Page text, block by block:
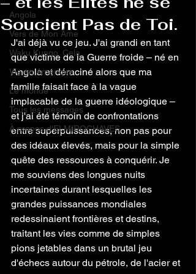
Angola
Vers de Mon Âme
Waku Kungo, Cela
Vie en Amérique
Le monde
Tous les messages
À propos d'ELMIROCHAVES
Soucient Pas de Toi.
J'ai déjà vu ce jeu. J'ai grandi en tant
que victime de la Guerre froide – né en
Angola et déraciné alors que ma
famille faisait face à la vague
implacable de la guerre idéologique –
et j'ai été témoin de confrontations
entre superpuissances, non pas pour
des idéaux élevés, mais pour la simple
quête des ressources à conquérir. Je
me souviens des longues nuits
incertaines durant lesquelles les
grandes puissances mondiales
redessinaient frontières et destins,
traitant les vies comme de simples
pions jetables dans un brutal jeu
d'échecs autour du pétrole, de l'acier et